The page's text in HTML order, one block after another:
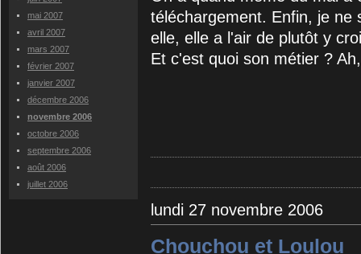
mai 2007
avril 2007
mars 2007
février 2007
janvier 2007
décembre 2006
novembre 2006
octobre 2006
septembre 2006
août 2006
juillet 2006
téléchargement. Enfin, je ne
elle, elle a l'air de plutôt y
Et c'est quoi son métier ?
lundi 27 novembre 2006
Chouchou et Loulou